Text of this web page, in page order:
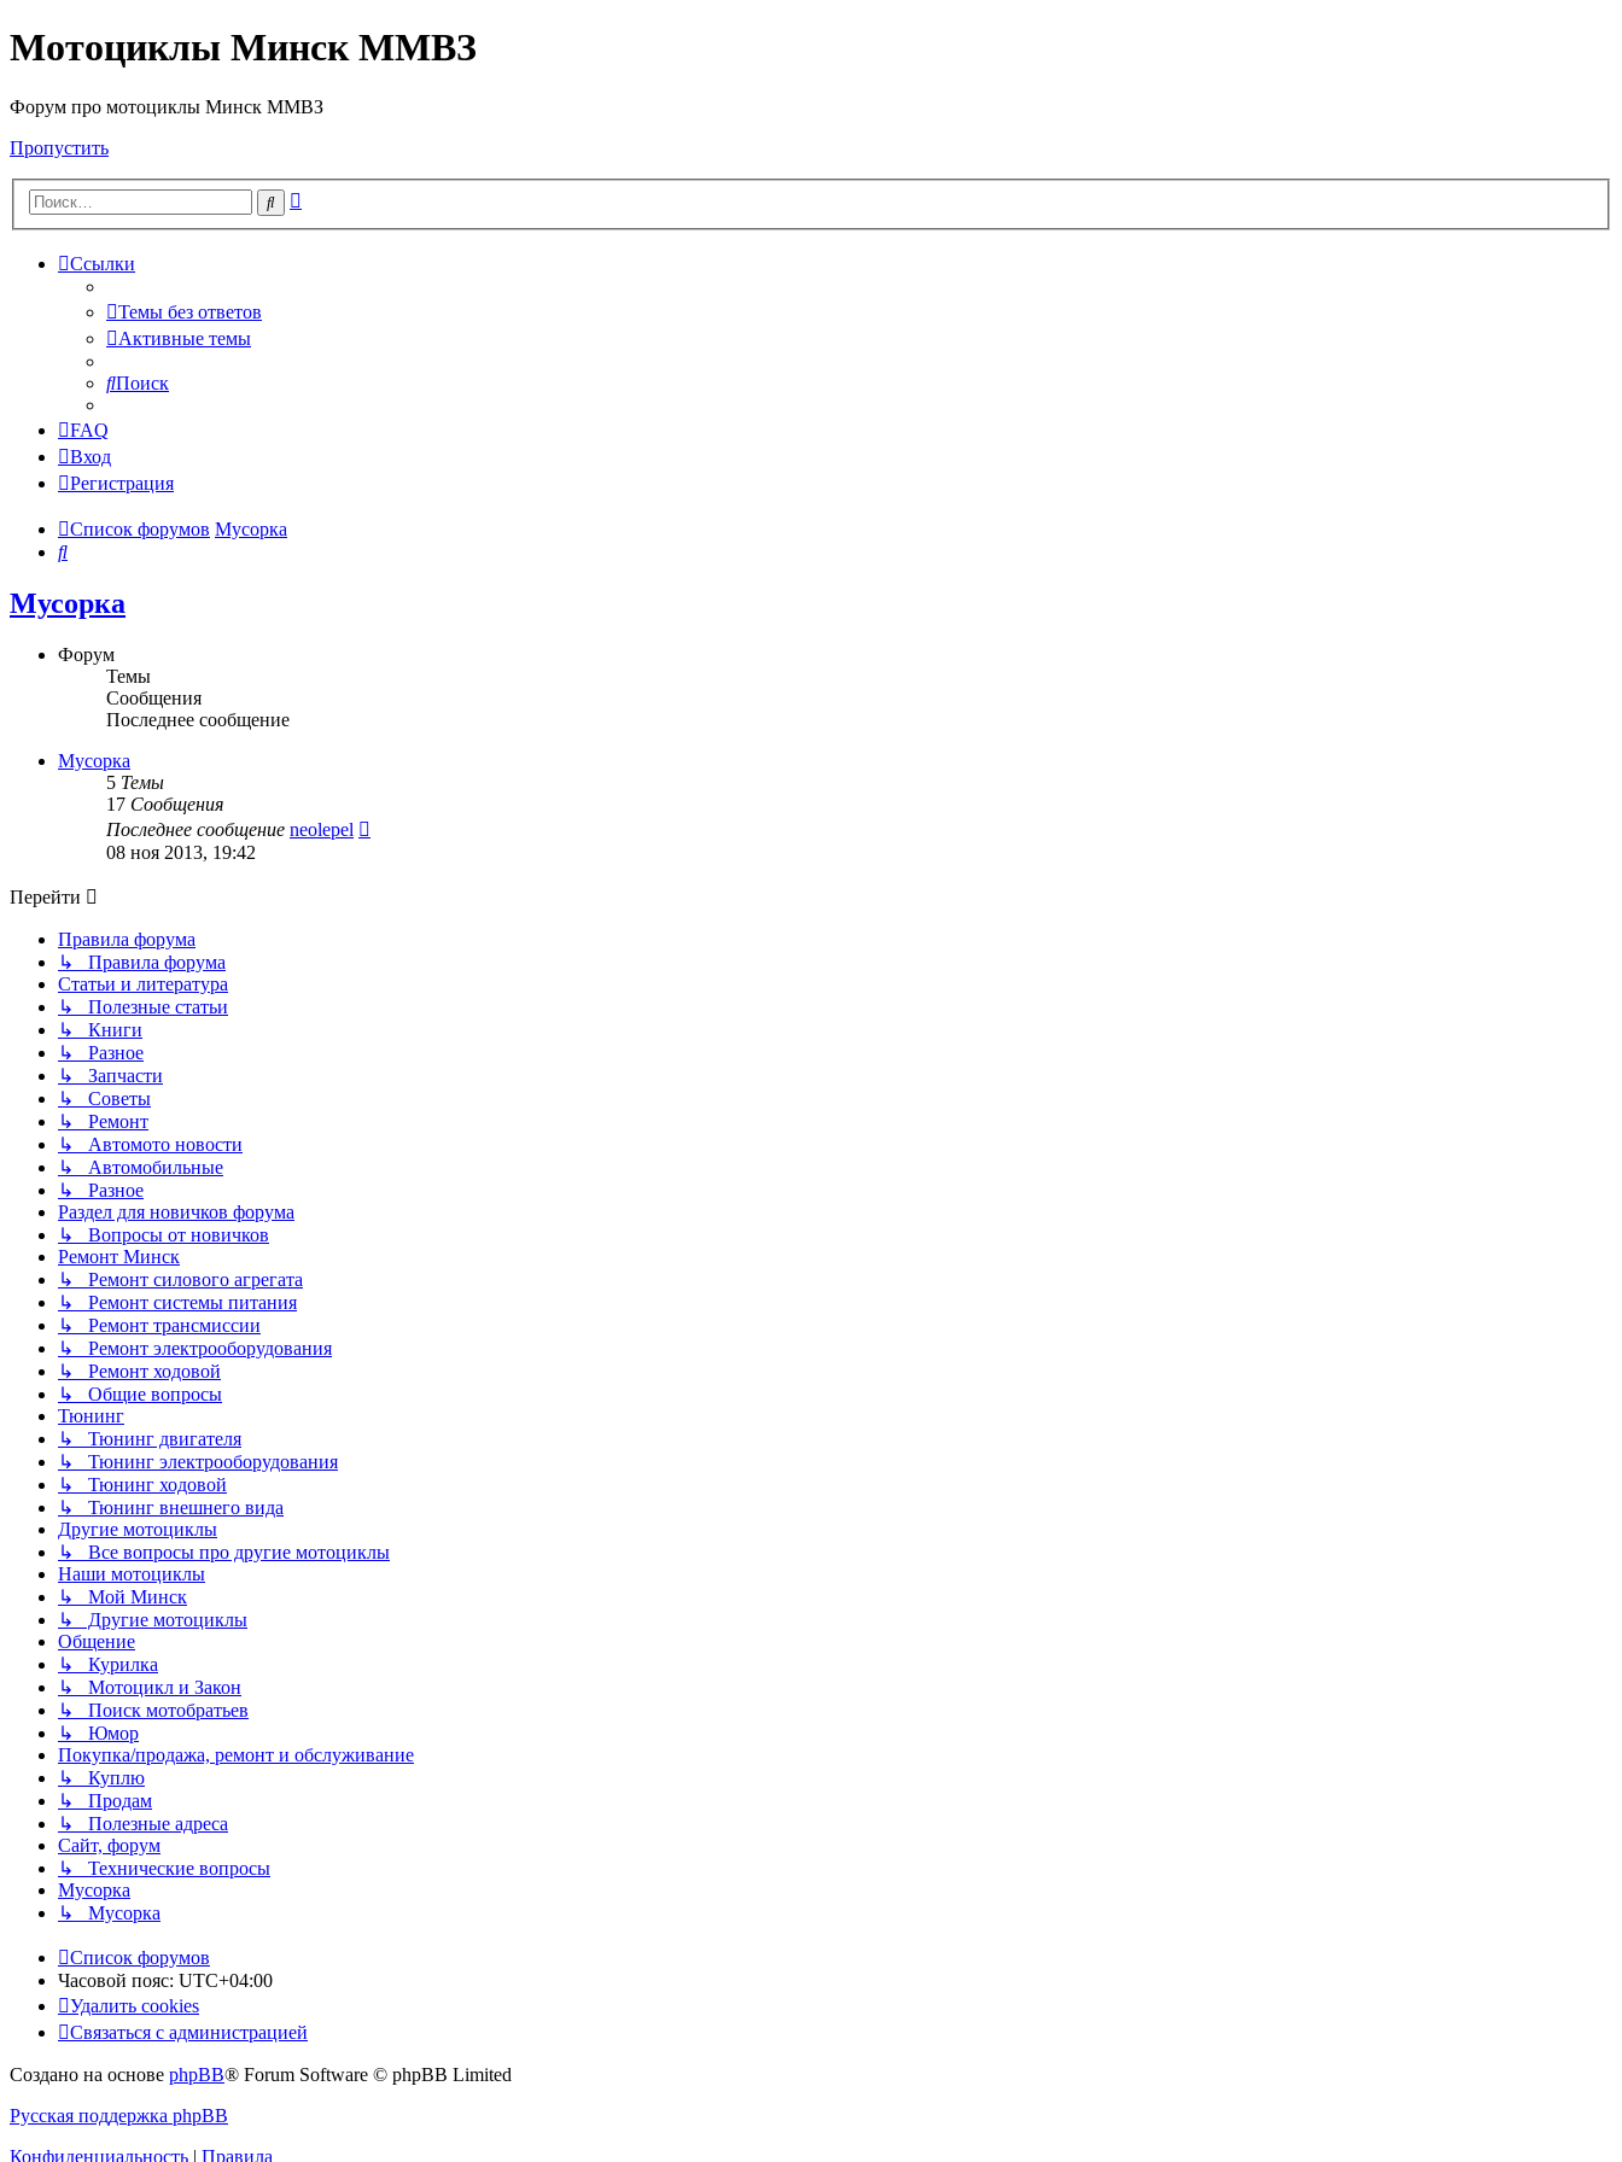
Мотоциклы Минск ММВЗ
Форум про мотоциклы Минск ММВЗ
Пропустить
Поиск
Ссылки
Темы без ответов
Активные темы
Поиск
FAQ
Вход
Регистрация
Список форумов Мусорка
Поиск
Мусорка
Форум
Темы
Сообщения
Последнее сообщение
Мусорка
5 Темы
17 Сообщения
Последнее сообщение neolepel
08 ноя 2013, 19:42
Перейти
Правила форума
↳ Правила форума
Статьи и литература
↳ Полезные статьи
↳ Книги
↳ Разное
↳ Запчасти
↳ Советы
↳ Ремонт
↳ Автомото новости
↳ Автомобильные
↳ Разное
Раздел для новичков форума
↳ Вопросы от новичков
Ремонт Минск
↳ Ремонт силового агрегата
↳ Ремонт системы питания
↳ Ремонт трансмиссии
↳ Ремонт электрооборудования
↳ Ремонт ходовой
↳ Общие вопросы
Тюнинг
↳ Тюнинг двигателя
↳ Тюнинг электрооборудования
↳ Тюнинг ходовой
↳ Тюнинг внешнего вида
Другие мотоциклы
↳ Все вопросы про другие мотоциклы
Наши мотоциклы
↳ Мой Минск
↳ Другие мотоциклы
Общение
↳ Курилка
↳ Мотоцикл и Закон
↳ Поиск мотобратьев
↳ Юмор
Покупка/продажа, ремонт и обслуживание
↳ Куплю
↳ Продам
↳ Полезные адреса
Сайт, форум
↳ Технические вопросы
Мусорка
↳ Мусорка
Список форумов
Часовой пояс: UTC+04:00
Удалить cookies
Связаться с администрацией
Создано на основе phpBB® Forum Software © phpBB Limited
Русская поддержка phpBB
Конфиденциальность | Правила